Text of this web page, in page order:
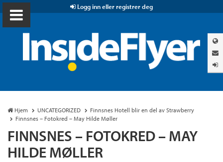
Logg inn eller registrer deg
Hjem UNCATEGORIZED
Finnsnes Hotell blir en del av Strawberry
Finnsnes – Fotokred – May Hilde Møller
FINNSNES – FOTOKRED – MAY
HILDE MØLLER